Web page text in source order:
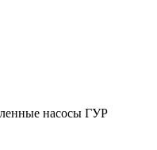
насосы ГУР